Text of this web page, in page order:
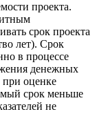
проекта.
срок проекта
лет). Срок
в процессе
денежных
при оценке
срок меньше
не